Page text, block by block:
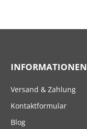
INFORMATIONEN
Versand & Zahlung
Kontaktformular
Blog